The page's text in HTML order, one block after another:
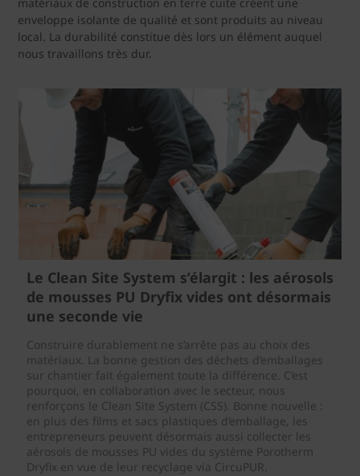
enveloppe isolante de qualité et sont produits au niveau
local. La durabilité constitue dès lors un élément auquel
nous travaillons très dur.
Le Clean Site System s’élargit : les aérosols
de mousses PU Dryfix vides ont désormais
une seconde vie
Construire durablement ne s’arrête pas au choix des
matériaux. La bonne gestion des déchets d’emballages
sur chantier fait également toute la différence. C’est
pourquoi, en collaboration avec le secteur, nous
renforçons le Clean Site System (CSS). Bonne nouvelle :
en plus des films et sacs plastiques d’emballage, les
entrepreneurs peuvent désormais aussi collecter les
aérosols de mousses PU vides du système Porotherm
Dryfix en vue de leur recyclage via CircuPUR.